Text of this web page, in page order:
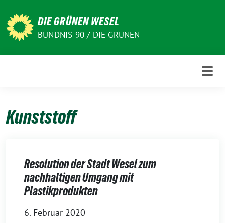
zum
Inhalt
DIE GRÜNEN WESEL
BÜNDNIS 90 / DIE GRÜNEN
Kunststoff
Resolution der Stadt Wesel zum
nachhaltigen Umgang mit
Plastikprodukten
6. Februar 2020